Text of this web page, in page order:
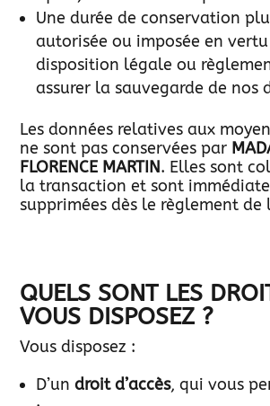
Une durée de conservation
autorisée ou imposée en vertu
disposition légale ou
assurer la sauvegarde de nos
Les données relatives aux
ne sont pas conservées par
FLORENCE MARTIN. Elles sont
la transaction et sont
supprimées dès le règlement de
QUELS SONT LES
VOUS DISPOSEZ ?
Vous disposez :
D’undroit d’accès, qui vous